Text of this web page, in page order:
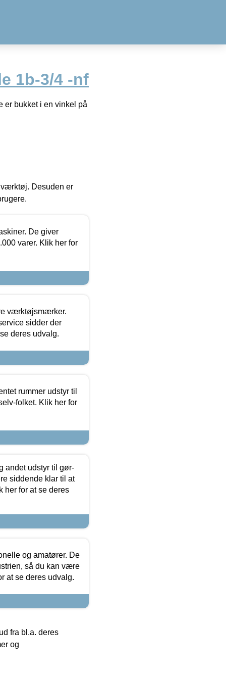
1b-3/4 -nf
er bukket i en vinkel på
værktøj. Desuden er
De giver
varer. Klik her for
værktøjsmærker.
sidder der
deres udvalg.
rummer udstyr til
folket. Klik her for
andet udstyr til gør-
siddende klar til at
her for at se deres
og amatører. De
så du kan være
at se deres udvalg.
fra bl.a. deres
og